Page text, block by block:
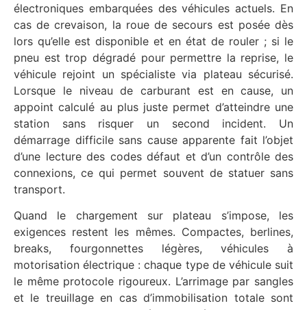
électroniques embarquées des véhicules actuels. En
cas de crevaison, la roue de secours est posée dès
lors qu’elle est disponible et en état de rouler ; si le
pneu est trop dégradé pour permettre la reprise, le
véhicule rejoint un spécialiste via plateau sécurisé.
Lorsque le niveau de carburant est en cause, un
appoint calculé au plus juste permet d’atteindre une
station sans risquer un second incident. Un
démarrage difficile sans cause apparente fait l’objet
d’une lecture des codes défaut et d’un contrôle des
connexions, ce qui permet souvent de statuer sans
transport.
Quand le chargement sur plateau s’impose, les
exigences restent les mêmes. Compactes, berlines,
breaks, fourgonnettes légères, véhicules à
motorisation électrique : chaque type de véhicule suit
le même protocole rigoureux. L’arrimage par sangles
et le treuillage en cas d’immobilisation totale sont